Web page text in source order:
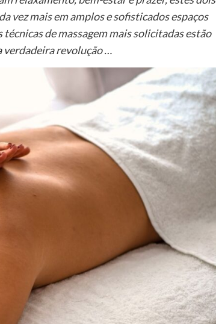
vez mais em amplos e sofisticados espaços
de massagem mais solicitadas estão
verdadeira revolução …